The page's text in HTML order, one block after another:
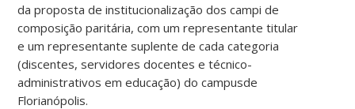
da proposta de institucionalização dos campi de
composição paritária, com um representante titular
e um representante suplente de cada categoria
(discentes, servidores docentes e técnico-
administrativos em educação) do campusde
Florianópolis.